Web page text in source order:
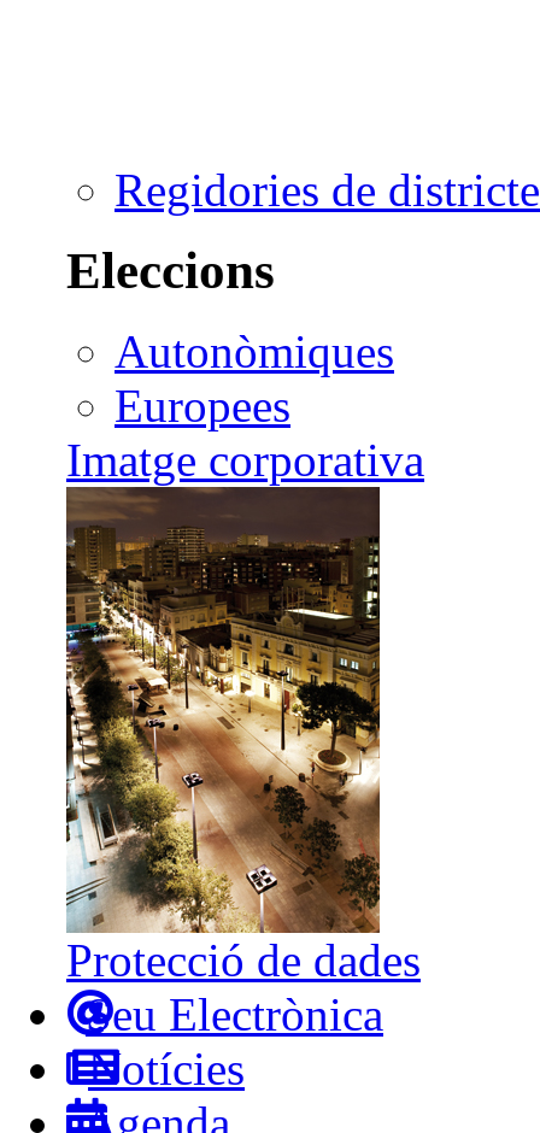
Regidories de districte
Eleccions
Autonòmiques
Europees
Imatge corporativa
Protecció de dades
Seu Electrònica
Notícies
Agenda